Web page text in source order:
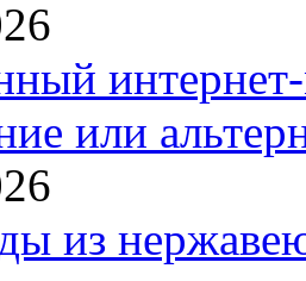
или
из